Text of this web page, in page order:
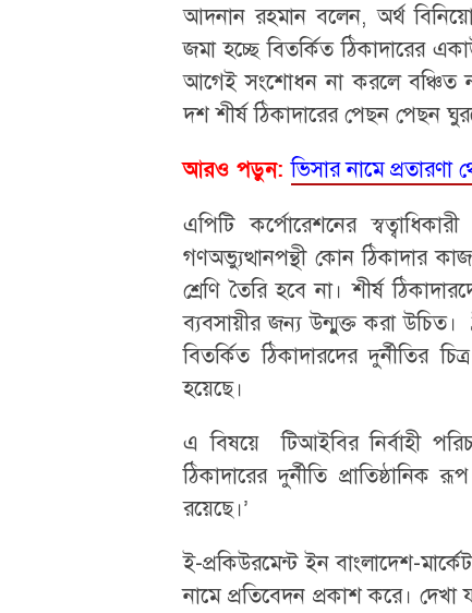
আদনান রহমান বলেন, অর্থ
জমা হচ্ছে বিতর্কিত ঠিকাদারের
আগেই সংশোধন না করলে বঞ্চিত
দশ শীর্ষ ঠিকাদারের পেছন পেছন
আরও পড়ুন: ভিসার নামে
এপিটি কর্পোরেশনের
গণঅভ্যুত্থানপন্থী কোন ঠিকাদার
শ্রেণি তৈরি হবে না। শীর্ষ
ব্যবসায়ীর জন্য উন্মুক্ত করা উচিত।
বিতর্কিত ঠিকাদারদের দুর্নীতির
হয়েছে।
এ বিষয়ে টিআইবির নির্বাহী
ঠিকাদারের দুর্নীতি
রয়েছে।’
ই-প্রকিউরমেন্ট ইন বাংলাদেশ-
নামে প্রতিবেদন প্রকাশ করে।